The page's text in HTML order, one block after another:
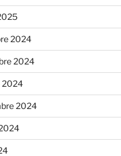
2024
2024
2024
2024